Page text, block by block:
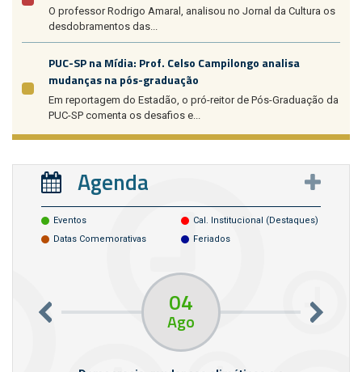
O professor Rodrigo Amaral, analisou no Jornal da Cultura os
desdobramentos das...
PUC-SP na Mídia: Prof. Celso Campilongo analisa
mudanças na pós-graduação
Em reportagem do Estadão, o pró-reitor de Pós-Graduação da
PUC-SP comenta os desafios e...
Agenda
Eventos
Cal. Institucional (destaques)
Datas Comemorativas
Feriados
04
Ago